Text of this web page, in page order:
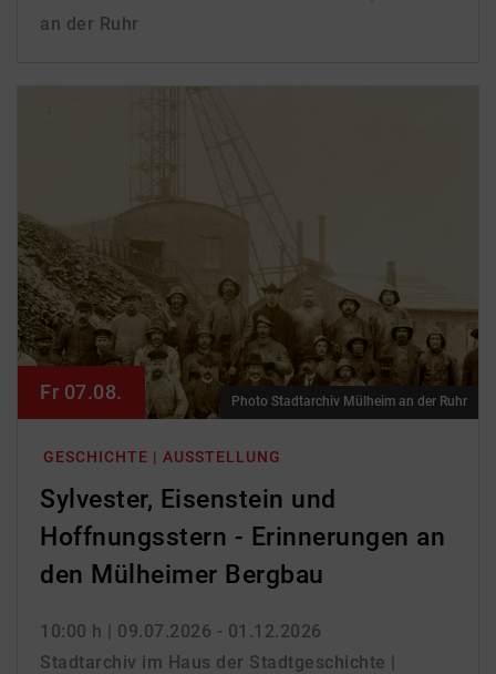
an der Ruhr
GESCHICHTE | AUSSTELLUNG
Sylvester, Eisenstein und
Hoffnungsstern - Erinnerungen an
den Mülheimer Bergbau
10:00 h | 09.07.2026 - 01.12.2026
Stadtarchiv im Haus der Stadtgeschichte |
Fr 07.08. Photo Stadtarchiv Mülheim an der Ruhr